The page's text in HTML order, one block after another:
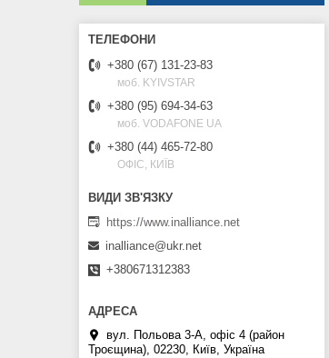
+380 (67) 131-23-83
моб. KYIVSTAR
+380 (95) 694-34-63
моб. VODAFONE UA
+380 (44) 465-72-80
ОФІС, КИЇВ
https://www.inalliance.net
inalliance@ukr.net
+380671312383
вул. Польова 3-А, офіс 4 (район
Троєщина), 02230, Київ, Україна